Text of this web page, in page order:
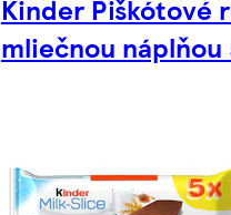
Kinder Piškótové
mliečnou náplňou